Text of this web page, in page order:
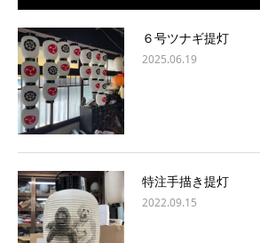
６号ツナギ提灯
2025.06.19
特注手描き提灯
2022.09.15